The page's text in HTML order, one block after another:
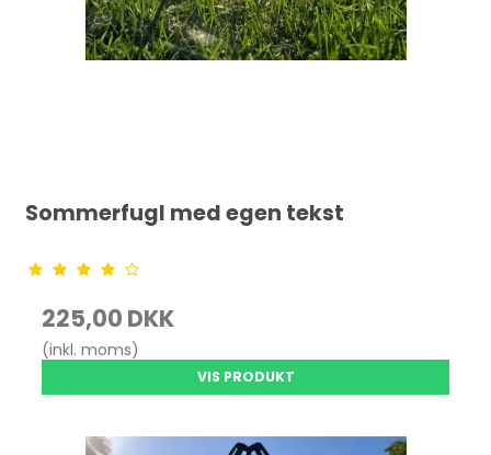
Sommerfugl med egen tekst
225,00 DKK
(inkl. moms)
VIS PRODUKT